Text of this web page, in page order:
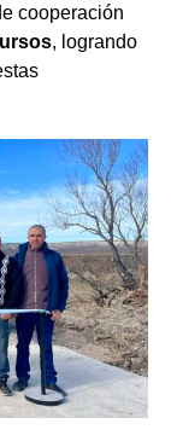
cooperación
, logrando